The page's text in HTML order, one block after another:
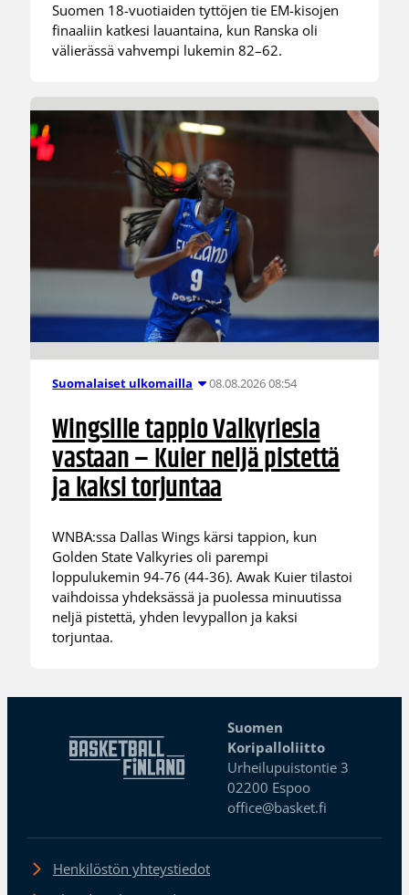
Suomen 18-vuotiaiden tyttöjen tie EM-kisojen
finaaliin katkesi lauantaina, kun Ranska oli
välierässä vahvempi lukemin 82–62.
Suomalaiset ulkomailla 08.08.2026 08:54
Wingsille tappio Valkyriesia
vastaan – Kuier neljä pistettä
ja kaksi torjuntaa
WNBA:ssa Dallas Wings kärsi tappion, kun
Golden State Valkyries oli parempi
loppulukemin 94-76 (44-36). Awak Kuier tilastoi
vaihdoissa yhdeksässä ja puolessa minuutissa
neljä pistettä, yhden levypallon ja kaksi
torjuntaa.
Suomen
Koripalloliitto
Urheilupuistontie 3
02200 Espoo
office@basket.fi
Henkilöstön yhteystiedot